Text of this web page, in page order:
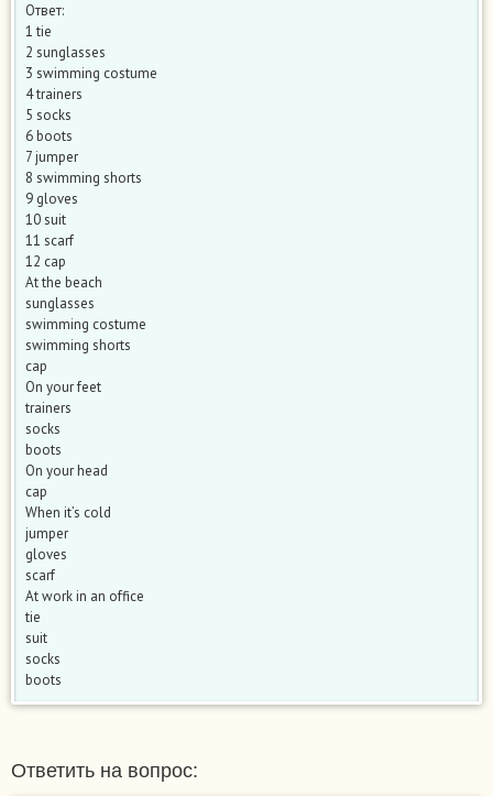
Ответ:
1 tie
2 sunglasses
3 swimming costume
4 trainers
5 socks
6 boots
7 jumper
8 swimming shorts
9 gloves
10 suit
11 scarf
12 cap
At the beach
sunglasses
swimming costume
swimming shorts
cap
On your feet
trainers
socks
boots
On your head
cap
When it’s cold
jumper
gloves
scarf
At work in an office
tie
suit
socks
boots
Ответить на вопрос: